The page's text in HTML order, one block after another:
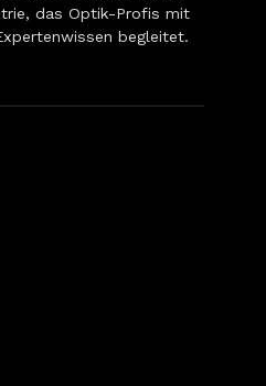
das Optik-Profis mit
begleitet.